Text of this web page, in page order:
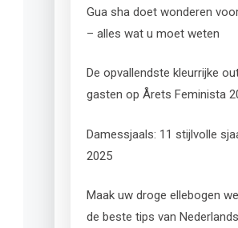
Gua sha doet wonderen
– alles wat u moet weten
De opvallendste kleurrijke
gasten op Årets Feminista
Damessjaals: 11 stijlvolle
2025
Maak uw droge ellebogen
de beste tips van